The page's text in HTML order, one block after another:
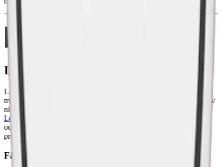
Information om varumärket Loop
Loop, lanserat 2020 av Another Snus Factory, tillverkar
med smaker som Hot Mango och Cassis Bliss. Med ett spektrum av
nikotinstyrkor och format från normal till starkt vitt minisnus är
Loop snus
varumärke i ständig utveckling. Another Snus Factory
och Loop är engagerat i att skapa kvalitativa och innovativa
produkter.
Färskt vitt snus